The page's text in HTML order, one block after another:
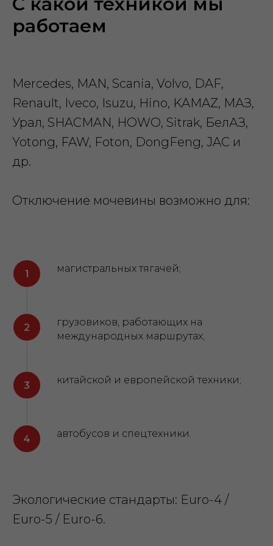
работаем
Mercedes, MAN, Scania, Volvo, DAF,
Renault, Iveco, Isuzu, Hino, KAMAZ, МАЗ,
Урал, SHACMAN, HOWO, Sitrak, БелАЗ,
Yotong, FAW, Foton, DongFeng, JAC и
др.
Отключение мочевины возможно для:
магистральных тягачей;
грузовиков, работающих на
международных маршрутах;
китайской и европейской техники;
автобусов и спецтехники.
Экологические стандарты: Euro-4 /
Euro-5 / Euro-6.